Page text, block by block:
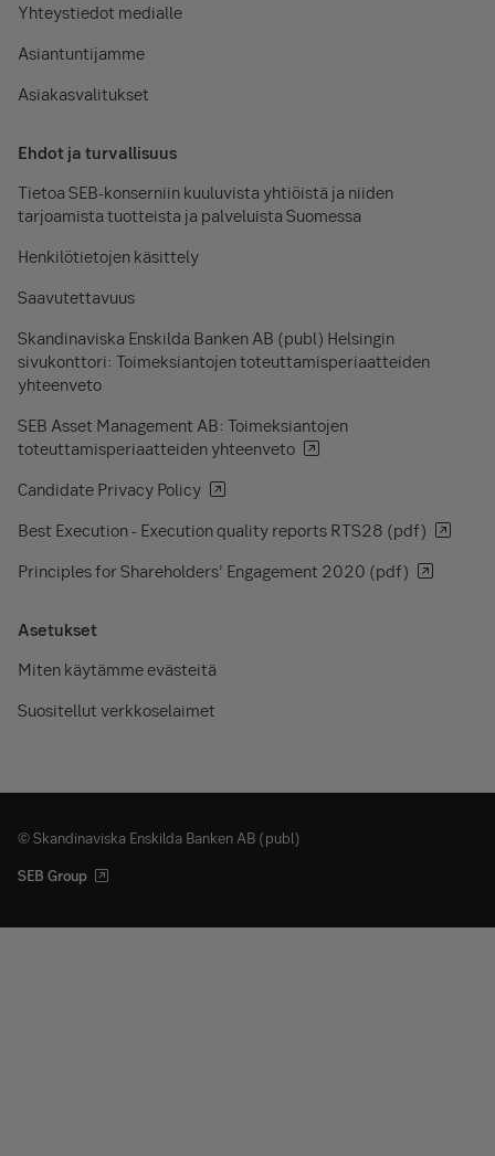
Yhteystiedot medialle
Asiantuntijamme
Asiakasvalitukset
Ehdot ja turvallisuus
Tietoa SEB-konserniin kuuluvista yhtiöistä ja niiden
tarjoamista tuotteista ja palveluista Suomessa
Henkilötietojen käsittely
Saavutettavuus
Skandinaviska Enskilda Banken AB (publ) Helsingin
sivukonttori: Toimeksiantojen toteuttamisperiaatteiden
yhteenveto
SEB Asset Management AB: Toimeksiantojen
toteuttamisperiaatteiden yhteenveto
Candidate Privacy Policy
Best Execution - Execution quality reports RTS28 (pdf)
Principles for Shareholders’ Engagement 2020 (pdf)
Asetukset
Miten käytämme evästeitä
Suositellut verkkoselaimet
© Skandinaviska Enskilda Banken AB (publ)
SEB Group